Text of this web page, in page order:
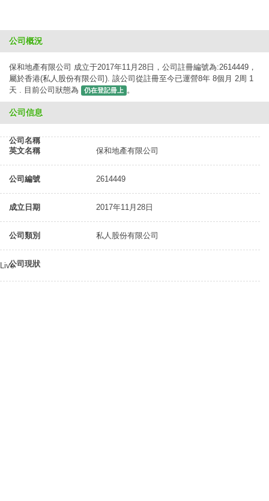
公司概況
保和地產有限公司 成立于2017年11月28日，公司註冊編號為:2614449，
屬於香港(私人股份有限公司). 該公司從註冊至今已運營8年 8個月 2周 1
天 . 目前公司狀態為
仍在登記冊上 。
公司信息
公司名稱
英文名稱
保和地產有限公司
公司編號 2614449
成立日期 2017年11月28日
公司類別 私人股份有限公司
公司現狀
Live